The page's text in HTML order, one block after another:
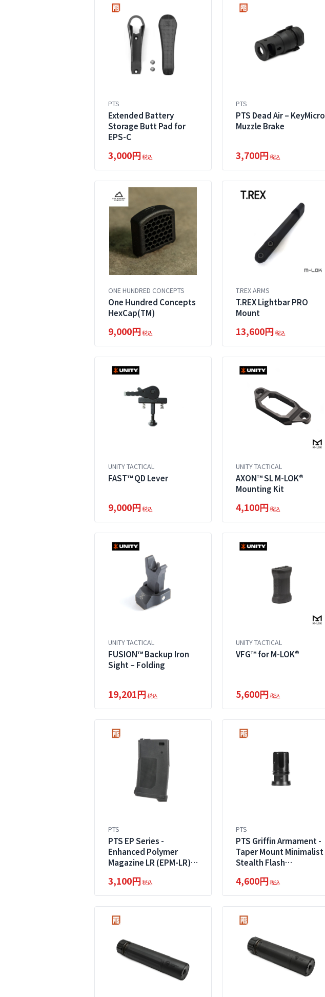
PTS
Extended Battery
Storage Butt Pad for
EPS-C
3,000円税込
PTS
PTS Dead Air – KeyMicro
Muzzle Brake
3,700円税込
ONE HUNDRED CONCEPTS
One Hundred Concepts
HexCap(TM)
9,000円税込
T.REX ARMS
T.REX Lightbar PRO
Mount
13,600円税込
UNITY TACTICAL
FAST™ QD Lever
9,000円税込
UNITY TACTICAL
AXON™ SL M-LOK®
Mounting Kit
4,100円税込
UNITY TACTICAL
FUSION™ Backup Iron
Sight – Folding
19,201円税込
UNITY TACTICAL
VFG™ for M-LOK®
5,600円税込
PTS
PTS EP Series -
Enhanced Polymer
Magazine LR (EPM-LR)
3,100円税込
PTS
PTS Griffin Armament -
Taper Mount Minimalist
Stealth Flash
4,600円税込